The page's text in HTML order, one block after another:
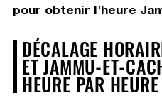
pour obtenir l'heure
DÉCALAGE
ET JAMMU-ET-
HEURE PAR HEURE